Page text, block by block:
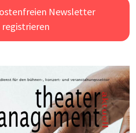
Newsletter
registrieren